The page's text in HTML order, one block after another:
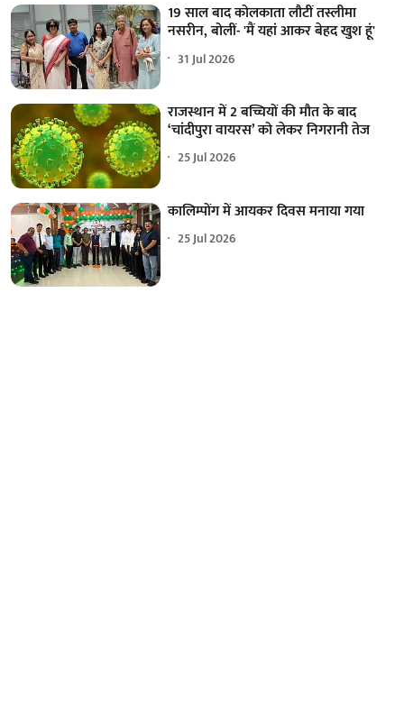
19 साल बाद कोलकाता लौटीं तस्लीमा
नसरीन, बोलीं- 'मैं यहां आकर बेहद खुश हूं'
31 Jul 2026
राजस्थान में 2 बच्चियों की मौत के बाद
‘चांदीपुरा वायरस’ को लेकर निगरानी तेज
25 Jul 2026
कालिम्पोंग में आयकर दिवस मनाया गया
25 Jul 2026